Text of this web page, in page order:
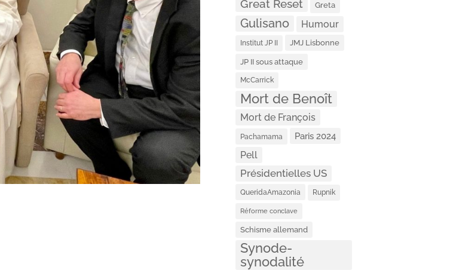
Great Reset Greta
Gulisano Humour
Institut JP II JMJ Lisbonne
JP II sous attaque
McCarrick
Mort de Benoît
Mort de François
Pachamama Paris 2024
Pell
Présidentielles US
QueridaAmazonia Rupnik
Réforme conclave
Schisme allemand
Synode-
synodalité